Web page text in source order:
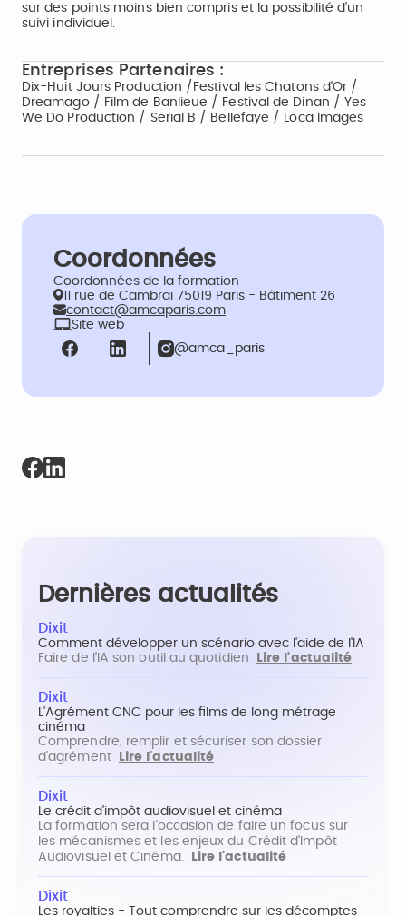
sur des points moins bien compris et la possibilité d’un
suivi individuel.
Entreprises Partenaires :
Dix-Huit Jours Production /Festival les Chatons d'Or /
Dreamago / Film de Banlieue / Festival de Dinan / Yes
We Do Production / Serial B / Bellefaye / Loca Images
Coordonnées
Coordonnées de la formation
11 rue de Cambrai 75019 Paris - Bâtiment 26
contact@amcaparis.com
Site web
@amca_paris
Dernières actualités
Dixit
Comment développer un scénario avec l'aide de l'IA
Faire de l'IA son outil au quotidien
Lire l'actualité
Dixit
L'Agrément CNC pour les films de long métrage
cinéma
Comprendre, remplir et sécuriser son dossier
d'agrément
Lire l'actualité
Dixit
Le crédit d'impôt audiovisuel et cinéma
La formation sera l'occasion de faire un focus sur
les mécanismes et les enjeux du Crédit d'Impôt
Audiovisuel et Cinéma.
Lire l'actualité
Dixit
Les royalties - Tout comprendre sur les décomptes